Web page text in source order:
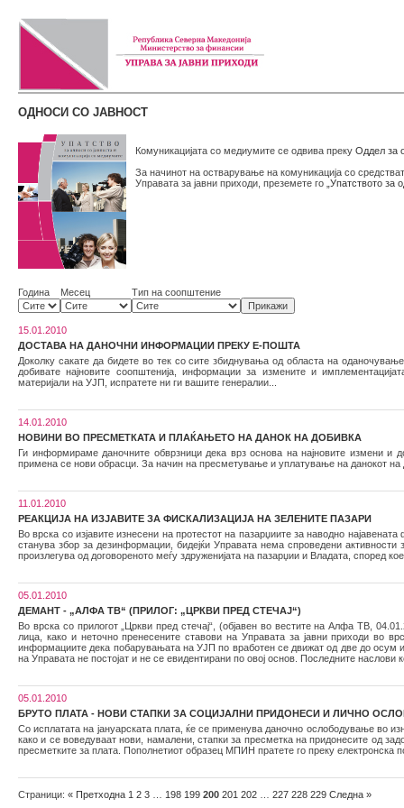
ОДНОСИ СО ЈАВНОСТ
Комуникацијата со медиумите се одвива преку Оддел за
За начинот на остварување на комуникација со
Управата за јавни приходи, преземете го „Упатството за
Година Месец Тип на соопштение
15.01.2010
ДОСТАВА НА ДАНОЧНИ ИНФОРМАЦИИ ПРЕКУ Е-ПОШТА
Доколку сакате да бидете во тек со сите збиднувања од областа на
добивате најновите соопштенија, информации за измените и
материјали на УЈП, испратете ни ги вашите генералии...
14.01.2010
НОВИНИ ВО ПРЕСМЕТКАТА И ПЛАЌАЊЕТО НА ДАНОК НА ДОБИВКА
Ги информираме даночните обврзници дека врз основа на најновите измени и
примена се нови обрасци. За начин на пресметување и уплатување на данокот
11.01.2010
РЕАКЦИЈА НА ИЗЈАВИТЕ ЗА ФИСКАЛИЗАЦИЈА НА ЗЕЛЕНИТЕ ПАЗАРИ
Во врска со изјавите изнесени на протестот на пазарџиите за наводно
станува збор за дезинформации, бидејќи Управата нема спроведени
произлегува од договореното меѓу здруженијата на пазарџии и Владата, според
05.01.2010
ДЕМАНТ - „АЛФА ТВ“ (ПРИЛОГ: „ЦРКВИ ПРЕД СТЕЧАЈ“)
Во врска со прилогот „Цркви пред стечај“, (објавен во вестите на Алфа ТВ,
лица, како и неточно пренесените ставови на Управата за јавни приходи во
информациите дека побарувањата на УЈП по вработен се движат од две до осум
на Управата не постојат и не се евидентирани по овој основ. Последните
05.01.2010
БРУТО ПЛАТА - НОВИ СТАПКИ ЗА СОЦИЈАЛНИ ПРИДОНЕСИ И ЛИЧНО
Со исплатата на јануарската плата, ќе се применува даночно ослободување во
како и се воведуваат нови, намалени, стапки за пресметка на придонесите од
пресметките за плата. Пополнетиот образец МПИН пратете го преку електронска
Страници: « Претходна 1 2 3 198 199 200 201 202 227 228 229 Следна »